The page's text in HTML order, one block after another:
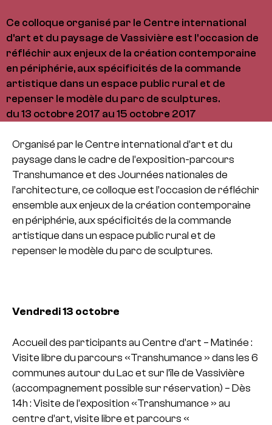
Ce colloque organisé par le Centre international
d'art et du paysage de Vassivière est l'occasion de
réfléchir aux enjeux de la création contemporaine
en périphérie, aux spécificités de la commande
artistique dans un espace public rural et de
repenser le modèle du parc de sculptures.
du 13 octobre 2017 au 15 octobre 2017
Organisé par le Centre international d’art et du
paysage dans le cadre de l’exposition-parcours
Transhumance et des Journées nationales de
l’architecture, ce colloque est l’occasion de réfléchir
ensemble aux enjeux de la création contemporaine
en périphérie, aux spécificités de la commande
artistique dans un espace public rural et de
repenser le modèle du parc de sculptures.
Vendredi 13 octobre
Accueil des participants au Centre d’art – Matinée :
Visite libre du parcours «Transhumance » dans les 6
communes autour du Lac et sur l’île de Vassivière
(accompagnement possible sur réservation) – Dès
14h : Visite de l’exposition «Transhumance » au
centre d’art, visite libre et parcours «